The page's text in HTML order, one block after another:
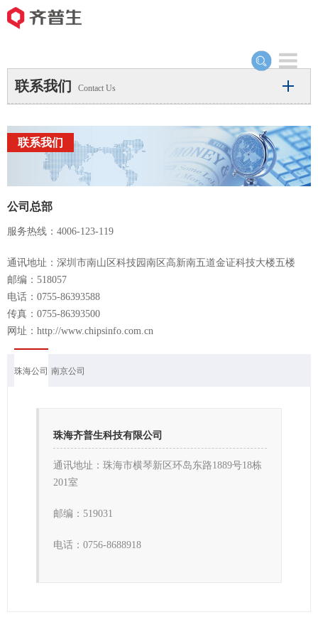
Toggle
navigation
联系我们 Contact Us
联系我们
公司总部
服务热线：4006-123-119
通讯地址：深圳市南山区科技园南区高新南五道金证科技大楼五楼
邮编：518057
电话：0755-86393588
传真：0755-86393500
网址： http://www.chipsinfo.com.cn
珠海公司 南京公司
珠海齐普生科技有限公司
通讯地址：珠海市横琴新区环岛东路1889号18栋
201室
邮编：519031
电话：0756-8688918